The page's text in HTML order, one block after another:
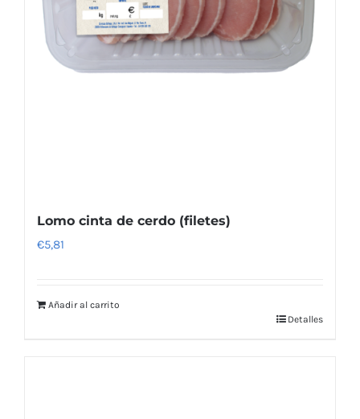
Lomo cinta de cerdo (filetes)
€5,81
Añadir al carrito
Detalles